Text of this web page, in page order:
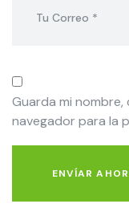
Guarda mi
navegador para la
ENVÍAR